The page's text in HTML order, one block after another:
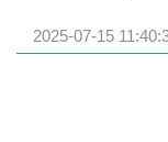
2025-07-15